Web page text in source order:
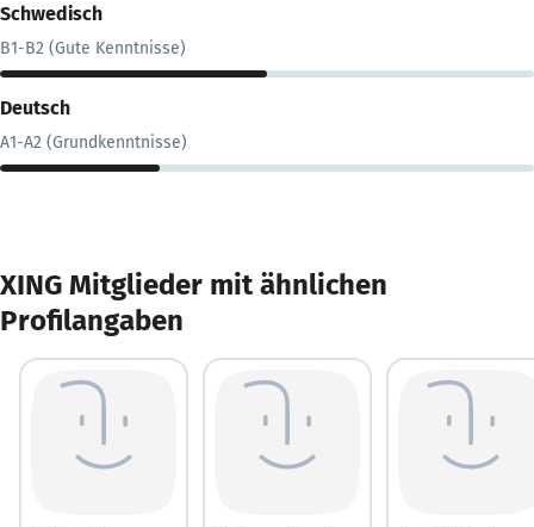
Schwedisch
B1-B2 (Gute Kenntnisse)
Deutsch
A1-A2 (Grundkenntnisse)
XING Mitglieder mit ähnlichen
Profilangaben